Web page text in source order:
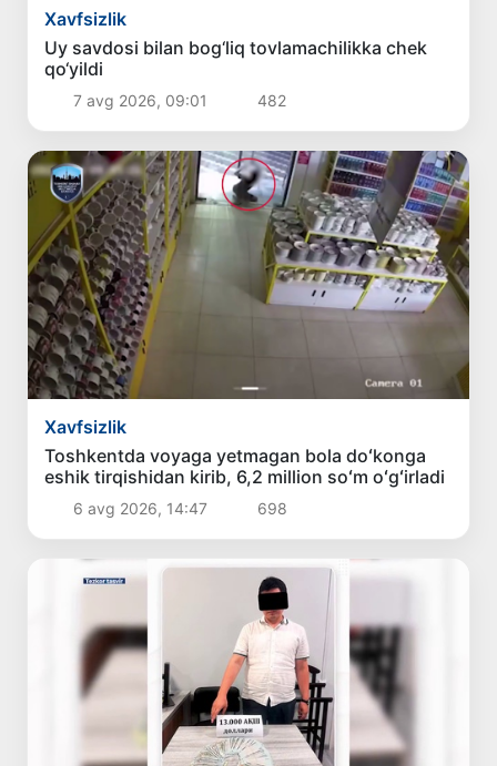
Xavfsizlik
Uy savdosi bilan bog‘liq tovlamachilikka chek
qo‘yildi
7 avg 2026, 09:01 482
Xavfsizlik
Toshkentda voyaga yetmagan bola doʻkonga
eshik tirqishidan kirib, 6,2 million soʻm oʻgʻirladi
6 avg 2026, 14:47 698